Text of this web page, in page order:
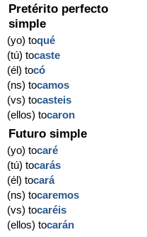
Pretérito perfecto
simple
(yo) toqué
(tú) tocaste
(él) tocó
(ns) tocamos
(vs) tocasteis
(ellos) tocaron
Futuro simple
(yo) tocaré
(tú) tocarás
(él) tocará
(ns) tocaremos
(vs) tocaréis
(ellos) tocarán